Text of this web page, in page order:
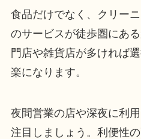
食品だけでなく、クリー
のサービスが徒歩圏にあ
門店や雑貨店が多ければ
楽になります。
夜間営業の店や深夜に利
注目しましょう。利便性